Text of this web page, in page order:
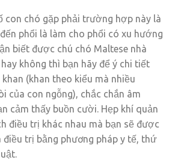
con chó gặp phải trường hợp này là
phổi là làm cho phổi có xu hướng
biết được chú chó Maltese nhà
không thì bạn hãy để ý chi tiết
(khan theo kiểu mà nhiều
của con ngỗng), chắc chắn âm
cảm thấy buồn cười. Hẹp khí quản
điều trị khác nhau mà bạn sẽ được
điều trị bằng phương pháp y tế, thứ